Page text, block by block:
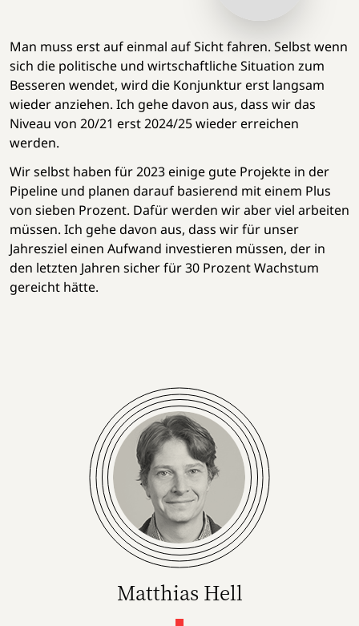
Man muss erst auf einmal auf Sicht fahren. Selbst wenn
sich die politische und wirtschaftliche Situation zum
Besseren wendet, wird die Konjunktur erst langsam
wieder anziehen. Ich gehe davon aus, dass wir das
Niveau von 20/21 erst 2024/25 wieder erreichen
werden.
Wir selbst haben für 2023 einige gute Projekte in der
Pipeline und planen darauf basierend mit einem Plus
von sieben Prozent. Dafür werden wir aber viel arbeiten
müssen. Ich gehe davon aus, dass wir für unser
Jahresziel einen Aufwand investieren müssen, der in
den letzten Jahren sicher für 30 Prozent Wachstum
gereicht hätte.
Matthias Hell